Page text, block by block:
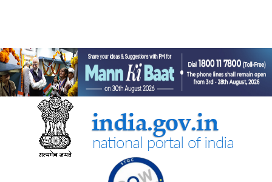
कोयला मंत्रालय
एसईसीएल ने खदानों को वैज्ञानिक रूप से बंद करने और परित्‍यक्‍त खदानों को
स्थायी सामुदायिक परिसंपत्तियों में बदलने में भारत का नेतृत्व किया
वाणिज्‍य एवं उद्योग मंत्रालय
भारत की ब्रिक्‍स अध्यक्षता 2026 के तहत जयपुर में 16वीं ब्रिक्‍स व्यापार
मंत्रियों की बैठक सफलतापूर्वक संपन्न
डीजीएफटी, 'सोर्स फ्रॉम इंडिया' फीचर के माध्यम से डीपीआईआईटी-मान्यता
प्राप्त स्टार्टअप्स को वैश्विक व्यापार पारिस्थितिकी तंत्र से जोड़ता है